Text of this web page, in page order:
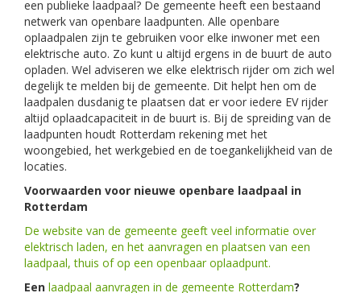
een publieke laadpaal? De gemeente heeft een bestaand
netwerk van openbare laadpunten. Alle openbare
oplaadpalen zijn te gebruiken voor elke inwoner met een
elektrische auto. Zo kunt u altijd ergens in de buurt de auto
opladen. Wel adviseren we elke elektrisch rijder om zich wel
degelijk te melden bij de gemeente. Dit helpt hen om de
laadpalen dusdanig te plaatsen dat er voor iedere EV rijder
altijd oplaadcapaciteit in de buurt is. Bij de spreiding van de
laadpunten houdt Rotterdam rekening met het
woongebied, het werkgebied en de toegankelijkheid van de
locaties.
Voorwaarden voor nieuwe openbare laadpaal in
Rotterdam
De website van de gemeente geeft veel informatie over
elektrisch laden, en het aanvragen en plaatsen van een
laadpaal, thuis of op een openbaar oplaadpunt.
Een laadpaal aanvragen in de gemeente Rotterdam?